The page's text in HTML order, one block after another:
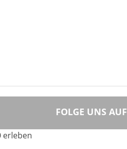
FOLGE UNS AUF
erleben